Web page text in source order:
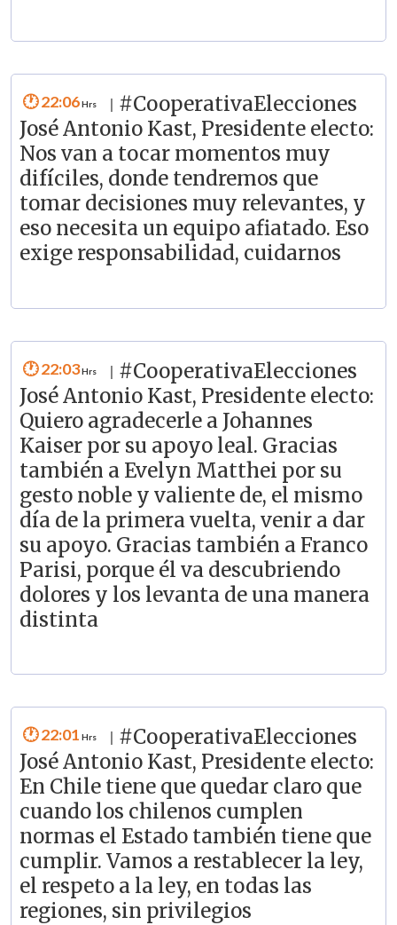
22:06
#CooperativaElecciones
José Antonio Kast, Presidente electo:
Nos van a tocar momentos muy
difíciles, donde tendremos que
tomar decisiones muy relevantes, y
eso necesita un equipo afiatado. Eso
exige responsabilidad, cuidarnos
22:03
#CooperativaElecciones
José Antonio Kast, Presidente electo:
Quiero agradecerle a Johannes
Kaiser por su apoyo leal. Gracias
también a Evelyn Matthei por su
gesto noble y valiente de, el mismo
día de la primera vuelta, venir a dar
su apoyo. Gracias también a Franco
Parisi, porque él va descubriendo
dolores y los levanta de una manera
distinta
22:01
#CooperativaElecciones
José Antonio Kast, Presidente electo:
En Chile tiene que quedar claro que
cuando los chilenos cumplen
normas el Estado también tiene que
cumplir. Vamos a restablecer la ley,
el respeto a la ley, en todas las
regiones, sin privilegios